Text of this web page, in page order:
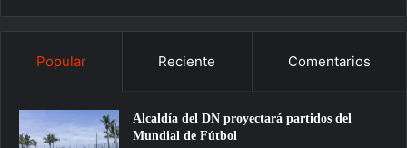
Popular Reciente Comentarios
Alcaldía del DN proyectará partidos del
Mundial de Fútbol